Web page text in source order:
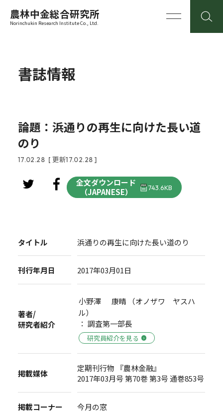
農林中金総合研究所
Norinchukin Research Institute Co., Ltd.
書誌情報
論題：浜通りの再生に向けた長い道
のり
17.02.28 [ 更新17.02.28 ]
全文ダウンロード
（JAPANESE）
743.6KB
タイトル 浜通りの再生に向けた長い道のり
刊行年月日 2017年03月01日
著者/
研究者紹介
小野澤 康晴 （オノザワ ヤスハ
ル）
： 調査第一部長
研究員紹介を見る
掲載媒体
定期刊行物 『農林金融』
2017年03月号 第70巻 第3号 通巻853号
掲載コーナー 今月の窓